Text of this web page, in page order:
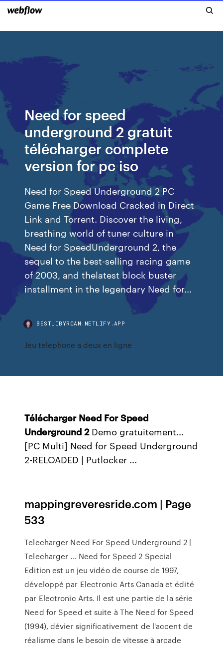
Need for speed
underground 2 gratuit
télécharger complete
version for pc iso
Need for Speed Underground 2 PC
Game Free Download Cracked in Direct
Link and Torrent. Discover the living,
breathing world of tuner culture in
Need for SpeedUnderground 2, the
sequel to the best-selling racing game
of 2003, and thelatest block buster
installment in the legendary Need for...
BESTLIBYRCAM.NETLIFY.APP
Jeu telephone a deux en ligne
Télécharger Need For Speed
Underground 2Demo gratuitement...
[PC Multi] Need for Speed Underground
2-RELOADED | Putlocker ...
mappingreveresride.com | Page
533
Telecharger Need For Speed Underground 2 |
Telecharger ... Need for Speed 2 Special
Edition est un jeu vidéo de course de 1997,
développé par Electronic Arts Canada et édité
par Electronic Arts. Il est une partie de la série
Need for Speed et suite à The Need for Speed
(1994), dévier significativement de l'accent de
réalisme dans le besoin de vitesse à arcade